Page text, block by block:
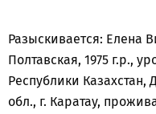
Разыскивается: Елена
Полтавская, 1975 г.р.,
Республики Казахстан,
обл., г. Каратау,